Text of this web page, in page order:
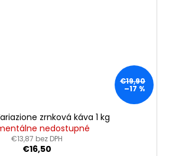
€19,90
–17 %
zrnková káva 1 kg
nedostupné
€13,87 bez DPH
€16,50